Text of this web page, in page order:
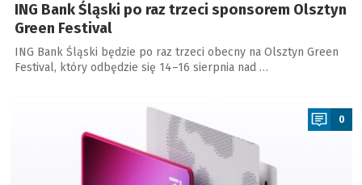
ING Bank Śląski po raz trzeci sponsorem Olsztyn
Green Festival
ING Bank Śląski będzie po raz trzeci obecny na Olsztyn Green
Festival, który odbędzie się 14–16 sierpnia nad …
0